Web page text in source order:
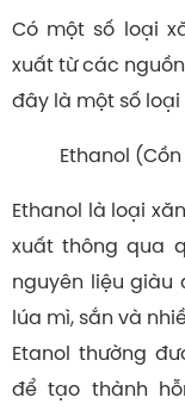
Có một số loại
xuất từ các
đây là một số
Ethanol
Ethanol là loại
xuất thông qua
nguyên liệu giàu
lúa mì, sắn và
Etanol thường
để tạo thành